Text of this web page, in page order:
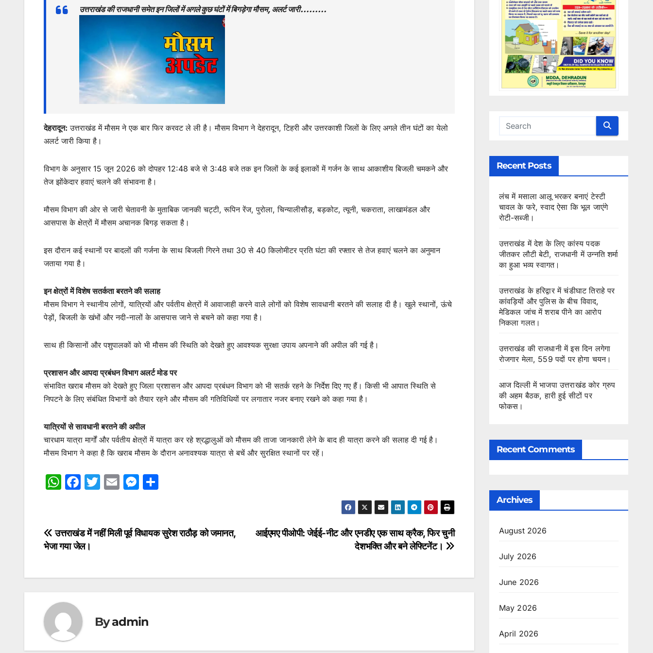
at
c
e
b
o
o
k
itt
er
ai
l
s
s
e
n
g
er
ar
e
उत्तराखंड की राजधानी समेत इन जिलों में अगले कुछ घंटों में बिगड़ेगा मौसम, अलर्ट जारी………
देहरादून: उत्तराखंड में मौसम ने एक बार फिर करवट ले ली है। मौसम विभाग ने देहरादून, टिहरी और उत्तरकाशी जिलों के लिए अगले तीन घंटों का येलो
अलर्ट जारी किया है।
विभाग के अनुसार 15 जून 2026 को दोपहर 12:48 बजे से 3:48 बजे तक इन जिलों के कई इलाकों में गर्जन के साथ आकाशीय बिजली चमकने और
तेज झोंकेदार हवाएं चलने की संभावना है।
मौसम विभाग की ओर से जारी चेतावनी के मुताबिक जानकी चट्टी, रूपिन रेंज, पुरोला, चिन्यालीसौड़, बड़कोट, त्यूनी, चकराता, लाखामंडल और
आसपास के क्षेत्रों में मौसम अचानक बिगड़ सकता है।
इस दौरान कई स्थानों पर बादलों की गर्जना के साथ बिजली गिरने तथा 30 से 40 किलोमीटर प्रति घंटा की रफ्तार से तेज हवाएं चलने का अनुमान
जताया गया है।
इन क्षेत्रों में विशेष सतर्कता बरतने की सलाह
मौसम विभाग ने स्थानीय लोगों, यात्रियों और पर्वतीय क्षेत्रों में आवाजाही करने वाले लोगों को विशेष सावधानी बरतने की सलाह दी है। खुले स्थानों, ऊंचे
पेड़ों, बिजली के खंभों और नदी-नालों के आसपास जाने से बचने को कहा गया है।
साथ ही किसानों और पशुपालकों को भी मौसम की स्थिति को देखते हुए आवश्यक सुरक्षा उपाय अपनाने की अपील की गई है।
प्रशासन और आपदा प्रबंधन विभाग अलर्ट मोड पर
संभावित खराब मौसम को देखते हुए जिला प्रशासन और आपदा प्रबंधन विभाग को भी सतर्क रहने के निर्देश दिए गए हैं। किसी भी आपात स्थिति से
निपटने के लिए संबंधित विभागों को तैयार रहने और मौसम की गतिविधियों पर लगातार नजर बनाए रखने को कहा गया है।
यात्रियों से सावधानी बरतने की अपील
चारधाम यात्रा मार्गों और पर्वतीय क्षेत्रों में यात्रा कर रहे श्रद्धालुओं को मौसम की ताजा जानकारी लेने के बाद ही यात्रा करने की सलाह दी गई है।
मौसम विभाग ने कहा है कि खराब मौसम के दौरान अनावश्यक यात्रा से बचें और सुरक्षित स्थानों पर रहें।
W
s
A
p
F
e
b
o
T
er
E
l
M
s
g
e
Post
navigation
आईएमए पीओपी: जेईई-नीट और एनडीए एक साथ क्रैक, फिर चुनी
देशभक्ति और बने लेफ्टिनेंट।
उत्तराखंड में नहीं मिली पूर्व विधायक सुरेश राठौड़ को जमानत,
भेजा गया जेल।
Byadmin
Recent Posts
लंच में मसाला आलू भरकर बनाएं टेस्टी
चावल के फरे, स्वाद ऐसा कि भूल जाएंगे
रोटी-सब्जी।
उत्तराखंड में देश के लिए कांस्य पदक
जीतकर लौटी बेटी, राजधानी में उन्नति शर्मा
का हुआ भव्य स्वागत।
उत्तराखंड के हरिद्वार में चंडीघाट तिराहे पर
कांवड़ियों और पुलिस के बीच विवाद,
मेडिकल जांच में शराब पीने का आरोप
निकला गलत।
उत्तराखंड की राजधानी में इस दिन लगेगा
रोजगार मेला, 559 पदों पर होगा चयन।
आज दिल्ली में भाजपा उत्तराखंड कोर ग्रुप
की अहम बैठक, हारी हुई सीटों पर
फोकस।
Recent Comments
Archives
August 2026
July 2026
June 2026
May 2026
April 2026